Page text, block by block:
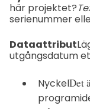
här projektet?
serienummer
Dataattribut
utgångsdatum
NyckelDet